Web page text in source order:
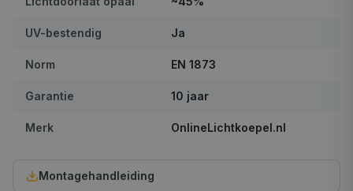
UV-bestendig Ja
Norm EN 1873
Garantie 10 jaar
Merk OnlineLichtkoepel.nl
Montagehandleiding